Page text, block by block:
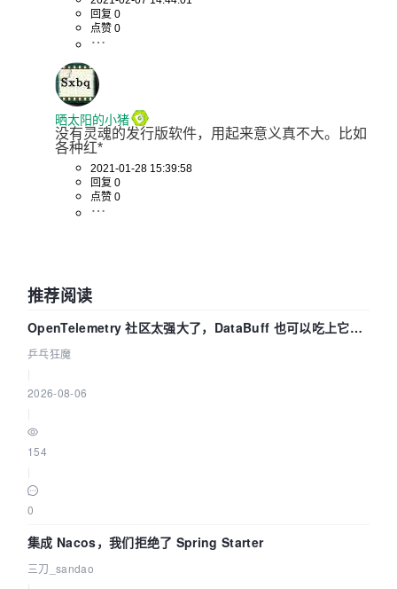
回复 0
点赞 0
晒太阳的小猪
没有灵魂的发行版软件，用起来意义真不大。比如
各种红*
2021-01-28 15:39:58
回复 0
点赞 0
推荐阅读
OpenTelemetry 社区太强大了，DataBuff 也可以吃上它的
eBPF 链路了
乒乓狂魔
2026-08-06
154
0
集成 Nacos，我们拒绝了 Spring Starter
三刀_sandao